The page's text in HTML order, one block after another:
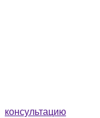
консультацию